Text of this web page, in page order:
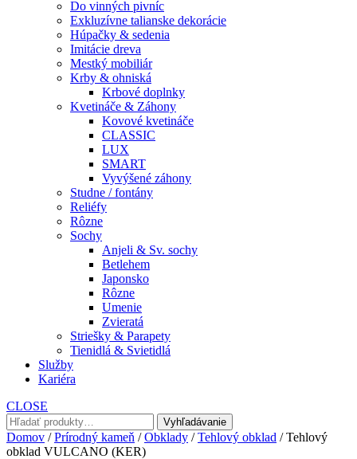
Do vinných pivníc
Exkluzívne talianske dekorácie
Húpačky & sedenia
Imitácie dreva
Mestký mobiliár
Krby & ohniská
Krbové doplnky
Kvetináče & Záhony
Kovové kvetináče
CLASSIC
LUX
SMART
Vyvýšené záhony
Studne / fontány
Reliéfy
Rôzne
Sochy
Anjeli & Sv. sochy
Betlehem
Japonsko
Rôzne
Umenie
Zvieratá
Striešky & Parapety
Tienidlá & Svietidlá
Služby
Kariéra
CLOSE
Hľadať:
Vyhľadávanie
Domov /Prírodný kameň /Obklady /Tehlový obklad / Tehlový
obklad VULCANO (KER)